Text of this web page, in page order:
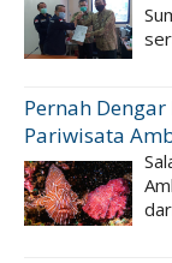
Pernah
Pariwisata